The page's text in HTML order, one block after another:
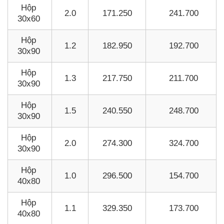
Hộp
30x60
2.0 171.250 241.700
Hộp
30x90
1.2 182.950 192.700
Hộp
30x90
1.3 217.750 211.700
Hộp
30x90
1.5 240.550 248.700
Hộp
30x90
2.0 274.300 324.700
Hộp
40x80
1.0 296.500 154.700
Hộp
40x80
1.1 329.350 173.700